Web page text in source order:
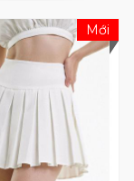
Mới